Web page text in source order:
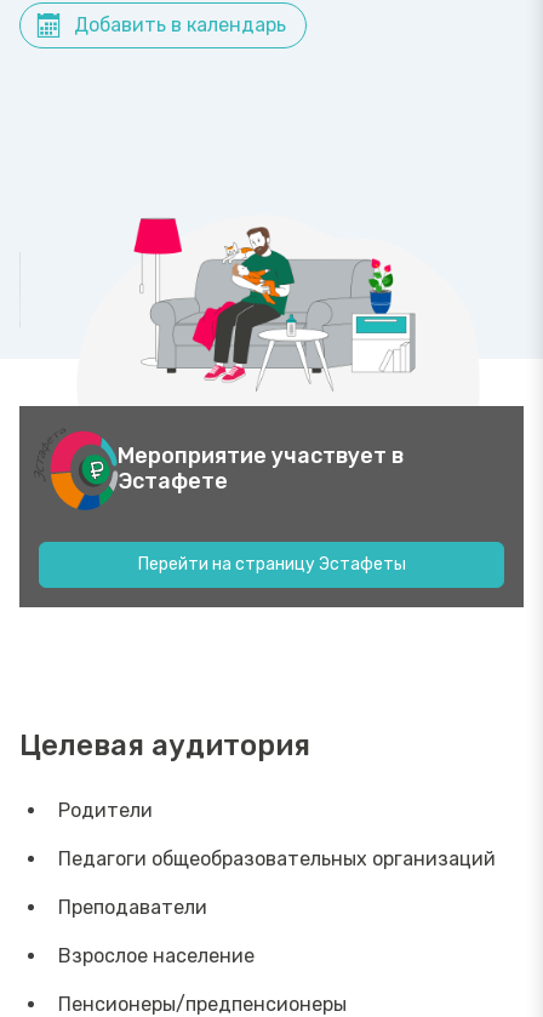
Добавить в календарь
Мероприятие участвует в
Эстафете
Перейти на страницу Эстафеты
Целевая аудитория
Родители
Педагоги общеобразовательных организаций
Преподаватели
Взрослое население
Пенсионеры/предпенсионеры